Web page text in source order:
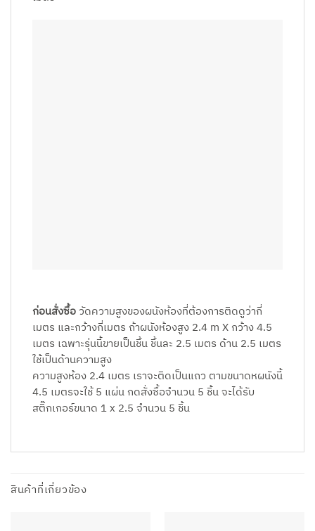
ก่อนสั่งซื้อวัดความสูงของผนังห้องที่ต้องการติดดูว่ากี่
เมตร และกว้างกี่เมตร ถ้าผนังห้องสูง 2.4 m X กว้าง 4.5
เมตร เฉพาะรุ่นนี้ขายเป็นชิ้น ชิ้นละ 2.5 เมตร ด้าน 2.5 เมตร
ใช้เป็นด้านความสูง
ความสูงห้อง 2.4 เมตร เราจะติดเป็นแถว ตามขนาดหผนังนี้
4.5 เมตรจะใช้ 5 แผ่น กดสั่งซื้อจำนวน 5 ชิ้น จะได้รับ
สติ๊กเกอร์ขนาด 1 x 2.5 จำนวน 5 ชิ้น
สินค้าที่เกี่ยวข้อง